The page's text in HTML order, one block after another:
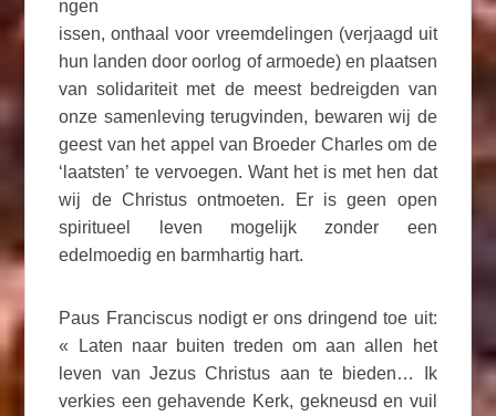
ngen
issen, onthaal voor vreemdelingen (verjaagd uit
hun landen door oorlog of armoede) en plaatsen
van solidariteit met de meest bedreigden van
onze samenleving terugvinden, bewaren wij de
geest van het appel van Broeder Charles om de
‘laatsten’ te vervoegen. Want het is met hen dat
wij de Christus ontmoeten. Er is geen open
spiritueel leven mogelijk zonder een
edelmoedig en barmhartig hart.
Paus Franciscus nodigt er ons dringend toe uit:
« Laten naar buiten treden om aan allen het
leven van Jezus Christus aan te bieden… Ik
verkies een gehavende Kerk, gekneusd en vuil